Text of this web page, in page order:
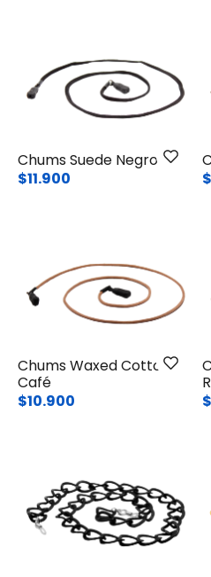
Chums Suede Negro
$11.900
Chums Waxed Cotton
Café
$10.900